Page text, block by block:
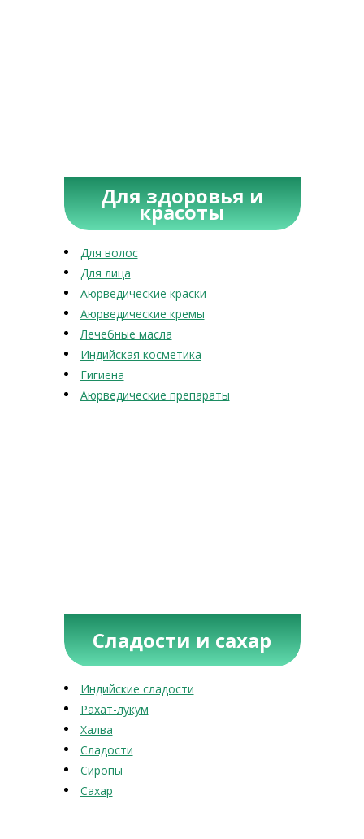
Для здоровья и
красоты
Для волос
Для лица
Аюрведические краски
Аюрведические кремы
Лечебные масла
Индийская косметика
Гигиена
Аюрведические препараты
Сладости и сахар
Индийские сладости
Рахат-лукум
Халва
Сладости
Сиропы
Сахар